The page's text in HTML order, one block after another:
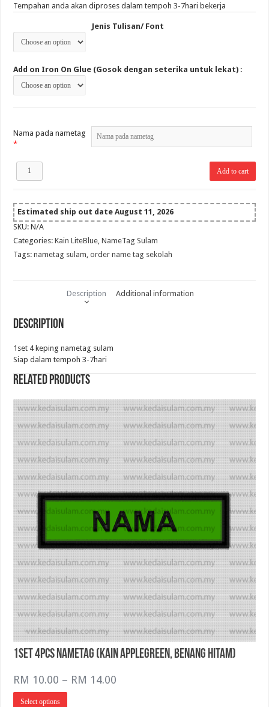
Tempahan anda akan diproses dalam tempoh 3-7hari bekerja
Jenis Tulisan/ Font
Add on Iron On Glue (Gosok dengan seterika untuk lekat) :
Nama pada nametag
*
1Set
purple,
Kain
LiteBlue)
quantity
Add to cart
Estimated ship out date August 11, 2026
SKU:N/A
Categories:Kain LiteBlue ,NameTag Sulam
Tags:nametag sulam ,order name tag sekolah
Description Additional information
Description
1set 4 keping nametag sulam
Siap dalam tempoh 3-7hari
Related products
1Set 4pcs NameTag (Kain AppleGreen, Benang Hitam)
RM 10.00 – RM 14.00
Select options
This